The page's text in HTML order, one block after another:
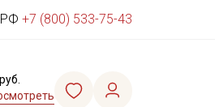
РФ +7 (800) 533-75-43